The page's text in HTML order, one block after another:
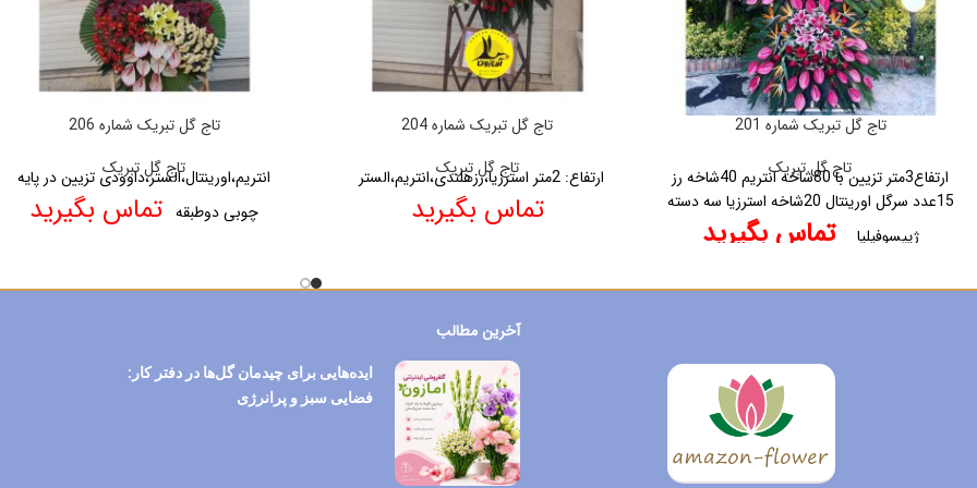
تاج گل تبریک شماره 201
تاج گل تبریک
ارتفاع3متر تزیین با 80شاخه انتریم
40شاخه رز
15عدد سرگل اورینتال
20شاخه استرزیا
سه دسته
ژیپسوفیلیا
تماس بگیرید
تاج گل تبریک شماره 204
تاج گل تبریک
ارتفاع: 2متر استرزیا،رزهلندی،انتریم،الستر
تماس بگیرید
تاج گل تبریک شماره 206
تاج گل تبریک
انتریم،اورینتال،الستر،داوودی تزیین در پایه
چوبی دوطبقه تماس بگیرید
آخرین مطالب
ایده‌هایی برای چیدمان گل‌ها در دفتر کار:
فضایی سبز و پرانرژی